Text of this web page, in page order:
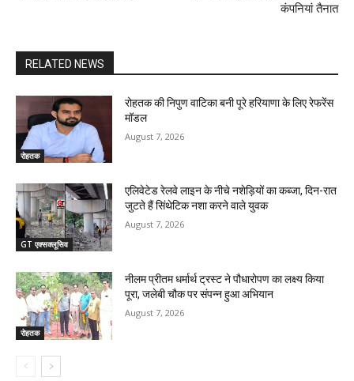
कंपनियां तैनात
RELATED NEWS
रोहतक
रोहतक की निपुण वाटिका बनी पूरे हरियाणा के लिए रेफरेंस
मॉडल
August 7, 2026
GT एक्सक्लूसिव
एलिवेटेड रेलवे लाइन के नीचे नशेड़ियों का कब्जा, दिन-रात
जुटते हैं सिंथेटिक नशा करने वाले युवक
August 7, 2026
रोहतक
नीलम प्रीतम धर्मार्थ ट्रस्ट ने पौधारोपण का लक्ष्य किया
पूरा, जलेबी चौक पर संपन्न हुआ अभियान
August 7, 2026